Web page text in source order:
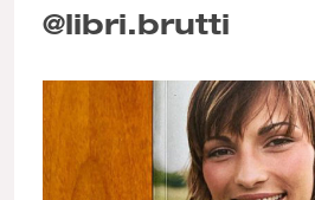
@libri.brutti